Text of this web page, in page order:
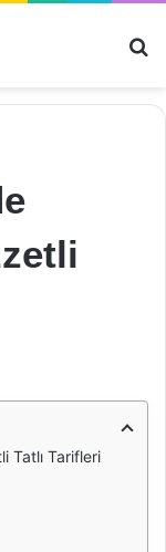
Tatlı Tarifleri